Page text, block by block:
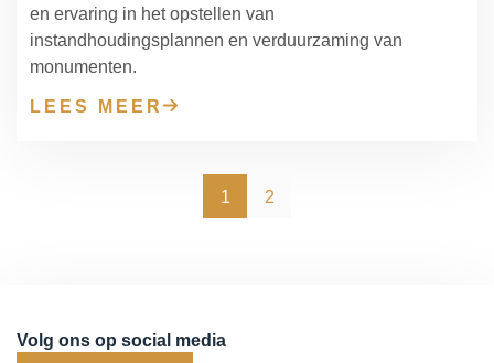
en ervaring in het opstellen van
instandhoudingsplannen en verduurzaming van
monumenten.
LEES MEER
1 2
Volg ons op social media